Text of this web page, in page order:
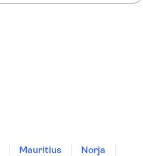
Mauritius
Norja